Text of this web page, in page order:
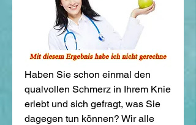
Haben Sie schon einmal den
qualvollen Schmerz in Ihrem Knie
erlebt und sich gefragt, was Sie
dagegen tun können? Wir alle